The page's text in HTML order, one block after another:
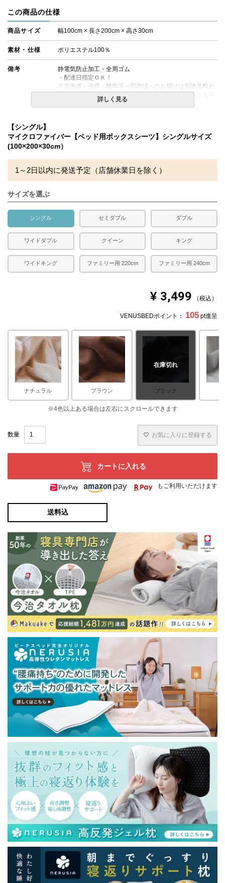
この商品の仕様
商品サイズ 幅100cm × 長さ200cm × 高さ30cm
素材・仕様 ポリエステル100％
備考
静電気防止加工・全周ゴム
・配達日指定ＯＫ！
※北海道・沖縄・離島等一部地域へのお届けは別途送料が
発生する場合がございます。また発送予定も変更になる場
合があります。
商品に破損がある場合は、ご連絡くださいますようお願い
申し上げます。
詳しく見る
【シングル】
マイクロファイバー【ベッド用ボックスシーツ】シングルサイズ
(100×200×30cm）
1～2日以内に発送予定（店舗休業日を除く）
サイズを選ぶ
シングル セミダブル ダブル
ワイドダブル クイーン キング
ワイドキング ファミリー用 220cm ファミリー用 240cm
¥ 3,499 税込
VENUSBEDポイント： 105 pt進呈
ナチュラル ブラウン ブラック
在庫切れ
お気に入りに登録する
カートに入れる
もご利用いただけます
送料込